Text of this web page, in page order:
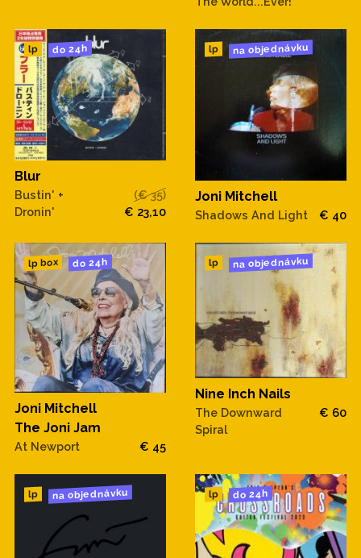
lp do 24h
Blur
Bustin' +
Dronin'
(€ 35)
€ 23,10
lp na objednávku
Joni Mitchell
Shadows And Light € 40
lp box do 24h
Joni Mitchell
The Joni Jam
At Newport € 45
lp na objednávku
Nine Inch Nails
The Downward
Spiral
€ 60
lp na objednávku lp do 24h